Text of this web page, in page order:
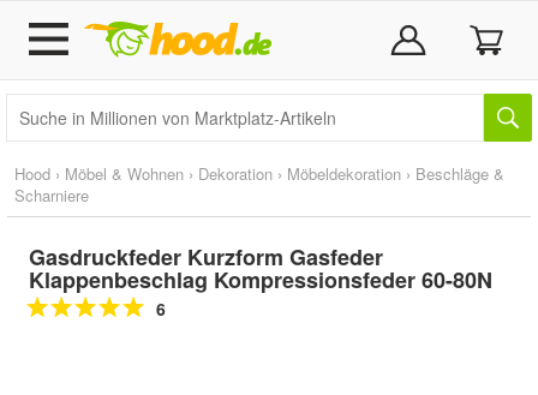
Hood › Möbel & Wohnen › Dekoration › Möbeldekoration › Beschläge &
Scharniere
Gasdruckfeder Kurzform Gasfeder
Klappenbeschlag Kompressionsfeder 60-80N
6